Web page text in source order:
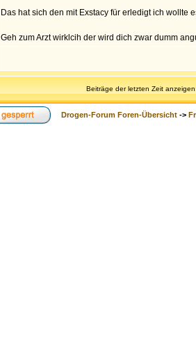
Das hat sich den mit Exstacy für erledigt ich wollte
Geh zum Arzt wirklcih der wird dich zwar dumm
Beiträge der letzten Zeit
Drogen-Forum Foren-Übersicht ->